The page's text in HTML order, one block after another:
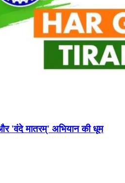
'वंदे मातरम्' अभियान की धूम